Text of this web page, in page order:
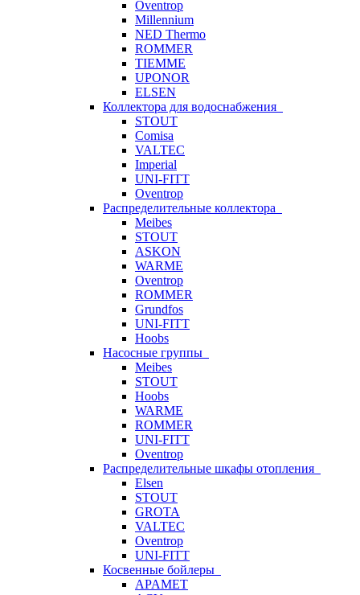
Oventrop
Millennium
NED Thermo
ROMMER
TIEMME
UPONOR
ELSEN
Коллектора для водоснабжения
STOUT
Comisa
VALTEC
Imperial
UNI-FITT
Oventrop
Распределительные коллектора
Meibes
STOUT
ASKON
WARME
Oventrop
ROMMER
Grundfos
UNI-FITT
Hoobs
Насосные группы
Meibes
STOUT
Hoobs
WARME
ROMMER
UNI-FITT
Oventrop
Распределительные шкафы отопления
Elsen
STOUT
GROTA
VALTEC
Oventrop
UNI-FITT
Косвенные бойлеры
APAMET